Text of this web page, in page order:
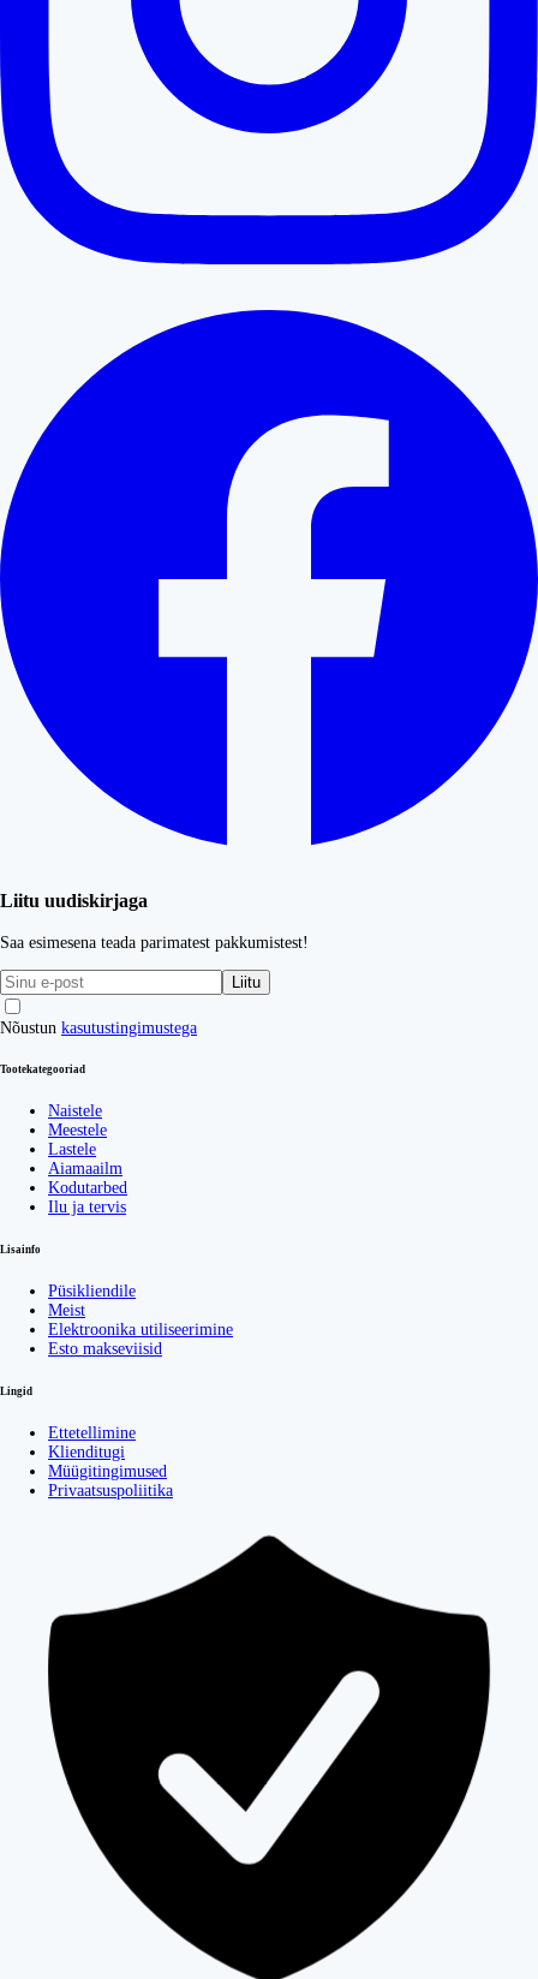
Liitu uudiskirjaga
Saa esimesena teada parimatest pakkumistest!
Liitu
Nõustun kasutustingimustega
Tootekategooriad
Naistele
Meestele
Lastele
Aiamaailm
Kodutarbed
Ilu ja tervis
Lisainfo
Püsikliendile
Meist
Elektroonika utiliseerimine
Esto makseviisid
Lingid
Ettetellimine
Klienditugi
Müügitingimused
Privaatsuspoliitika